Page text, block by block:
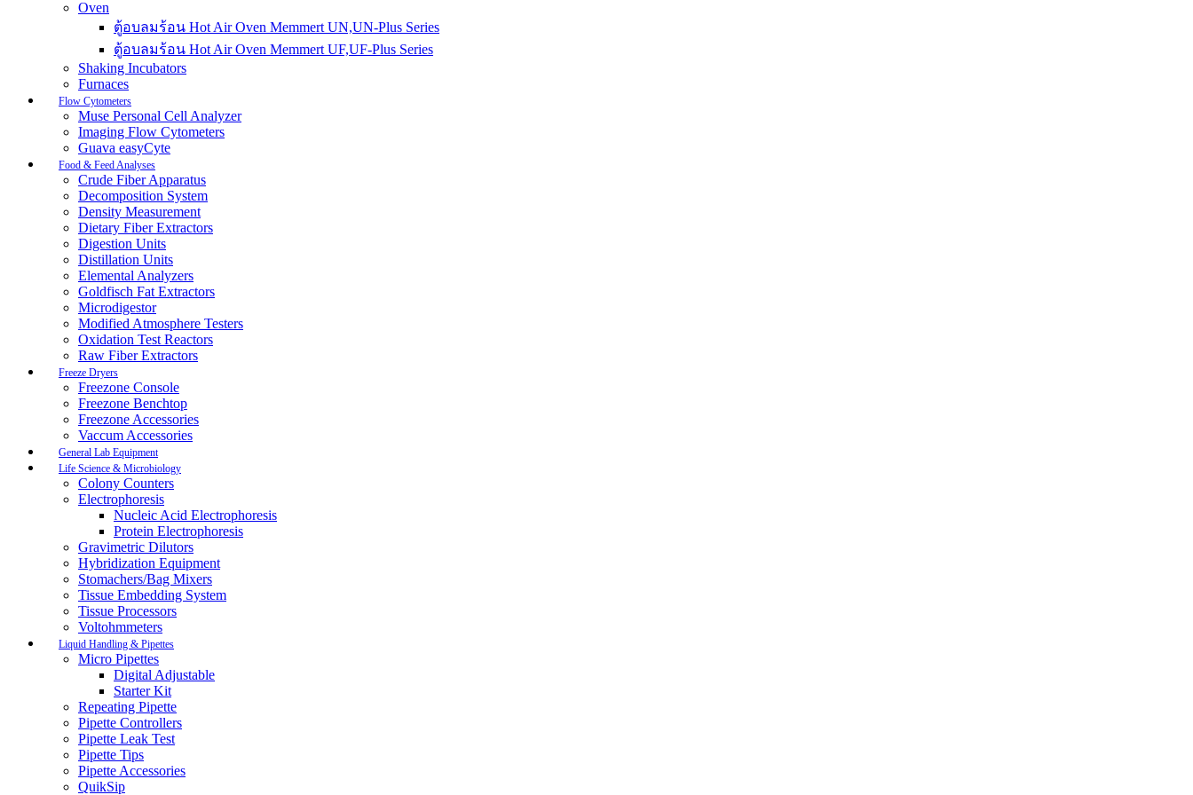
Oven
ตู้อบลมร้อน Hot Air Oven Memmert UN,UN-Plus Series
ตู้อบลมร้อน Hot Air Oven Memmert UF,UF-Plus Series
Shaking Incubators
Furnaces
Flow Cytometers
Muse Personal Cell Analyzer
Imaging Flow Cytometers
Guava easyCyte
Food & Feed Analyses
Crude Fiber Apparatus
Decomposition System
Density Measurement
Dietary Fiber Extractors
Digestion Units
Distillation Units
Elemental Analyzers
Goldfisch Fat Extractors
Microdigestor
Modified Atmosphere Testers
Oxidation Test Reactors
Raw Fiber Extractors
Freeze Dryers
Freezone Console
Freezone Benchtop
Freezone Accessories
Vaccum Accessories
General Lab Equipment
Life Science & Microbiology
Colony Counters
Electrophoresis
Nucleic Acid Electrophoresis
Protein Electrophoresis
Gravimetric Dilutors
Hybridization Equipment
Stomachers/Bag Mixers
Tissue Embedding System
Tissue Processors
Voltohmmeters
Liquid Handling & Pipettes
Micro Pipettes
Digital Adjustable
Starter Kit
Repeating Pipette
Pipette Controllers
Pipette Leak Test
Pipette Tips
Pipette Accessories
QuikSip